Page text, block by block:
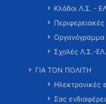
Κλάδοι Λ.Σ. -
Σχολές Λ.Σ.-
ΓΙΑ ΤΟΝ ΠΟΛΙΤΗ
Ηλεκτρονικές
Σας ενδιαφέρει